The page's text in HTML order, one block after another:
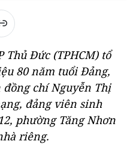
Thủ Đức (TPHCM) tổ
80 năm tuổi Đảng,
đồng chí Nguyễn Thị
đảng viên sinh
phường Tăng Nhơn
riêng.